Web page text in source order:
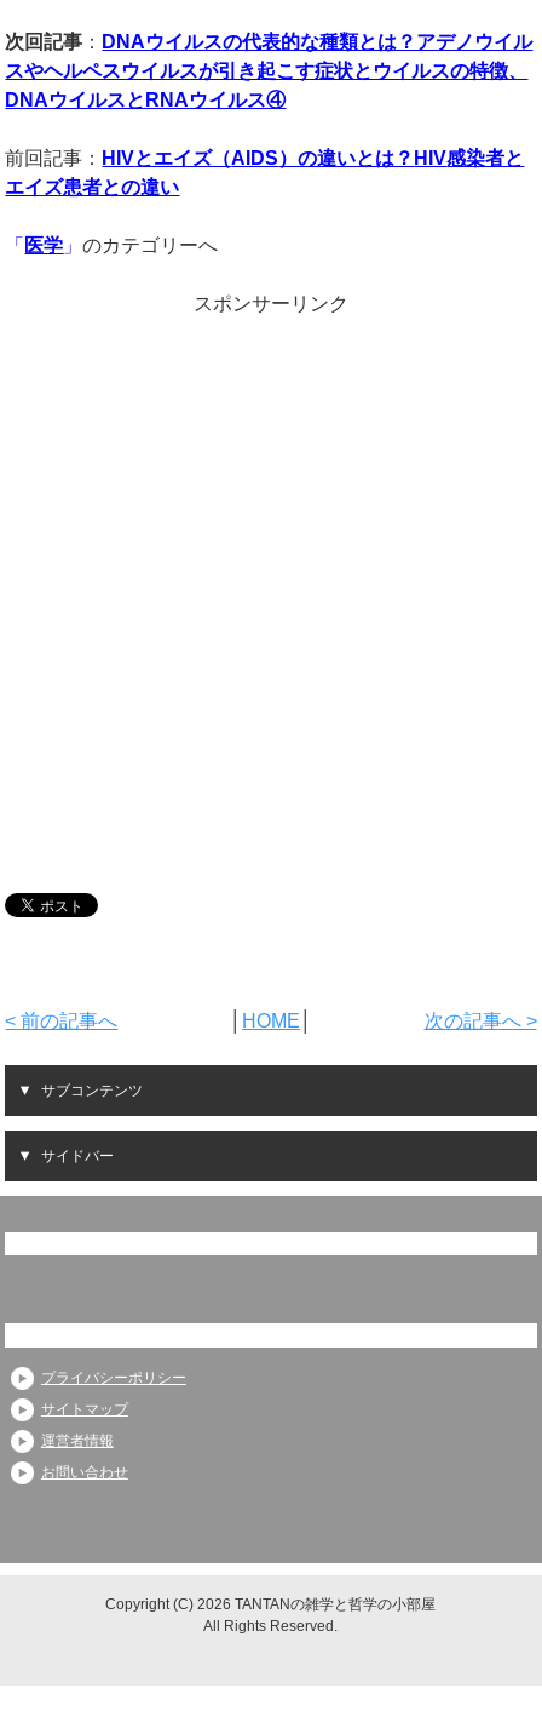
次回記事 ： DNAウイルスの代表的な種類とは？アデノウイル
スやヘルペスウイルスが引き起こす症状とウイルスの特徴、
DNAウイルスとRNAウイルス④
前回記事： HIVとエイズ（AIDS）の違いとは？ HIV感染者と
エイズ患者との違い
「 医学 」のカテゴリーへ
スポンサーリンク
< 前の記事へ HOME 次の記事へ >
サブコンテンツ
サイドバー
プライバシーポリシー
サイトマップ
運営者情報
お問い合わせ
Copyright (C) 2026 TANTANの雑学と哲学の小部屋
All Rights Reserved.